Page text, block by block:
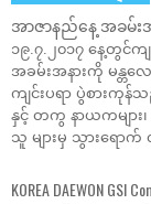
အာဇာနည်နေ့ အခမ်း
၁၉.၇.၂၀၁၇ နေ့တွင်က
အခမ်းအနားကို မန္တလ
ကျင်းပရာ ပွဲစားကုန်
နှင့် တကွ နာယကများ
သူ များမှ သွားရောက်
KOREA DAEWON